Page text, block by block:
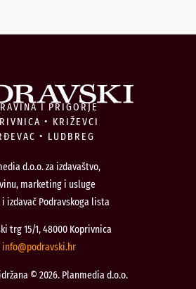
I PRIGORJE
• KRIŽEVCI
• LUDBREG
d.o.o. za izdavaštvo,
marketing i usluge
izdavač Podravskoga lista
trg 15/1, 48000 Koprivnica
rh.iksvardop
@ofni
© 2026. Planmedia d.o.o.